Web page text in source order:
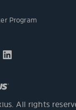
Program
All rights